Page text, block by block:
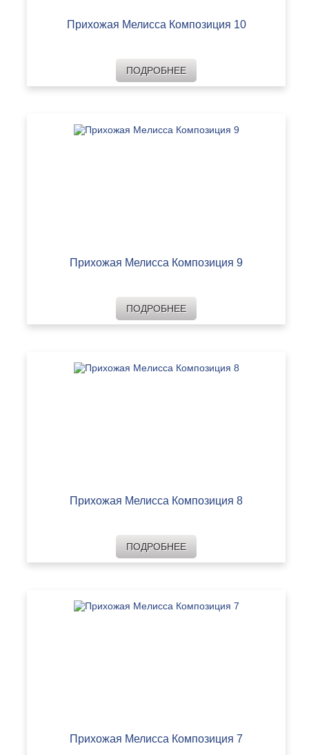
Прихожая Мелисса Композиция 10
ПОДРОБНЕЕ
Прихожая Мелисса Композиция 9
ПОДРОБНЕЕ
Прихожая Мелисса Композиция 8
ПОДРОБНЕЕ
Прихожая Мелисса Композиция 7